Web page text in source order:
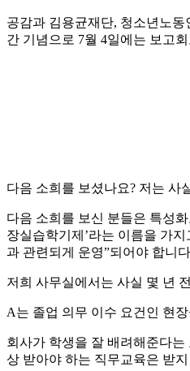
공감과 김용균재단, 청소년노
간 기념으로 7월 4일에는 보고
다음 소희를 보셨나요? 저는 사
다음 소희를 보신 분들은 특성
장실습학기제’라는 이름을 가
과 관련되게 운영”되어야 합니
저희 사무실에서는 사실 몇 년
A는 졸업 의무 이수 요건인 현
회사가 학생을 잘 배려해준다
상 받아야 하는 직무교육은 받